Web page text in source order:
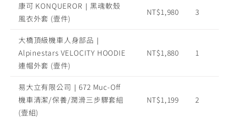
康可 KONQUEROR｜黑魂軟殼
風衣外套 (壹件)
NT$1,980 3
大橋頂級機車人身部品｜
Alpinestars VELOCITY HOODIE
連帽外套 (壹件)
NT$1,880 1
易大立有限公司｜672 Muc-Off
機車清潔/保養/潤滑三步驟套組
(壹組)
NT$1,199 2